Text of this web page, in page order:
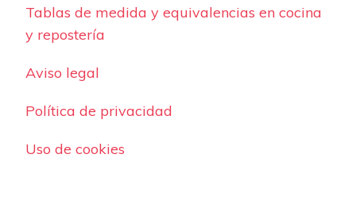
Tablas de medida y equivalencias en cocina
y repostería
Aviso legal
Política de privacidad
Uso de cookies